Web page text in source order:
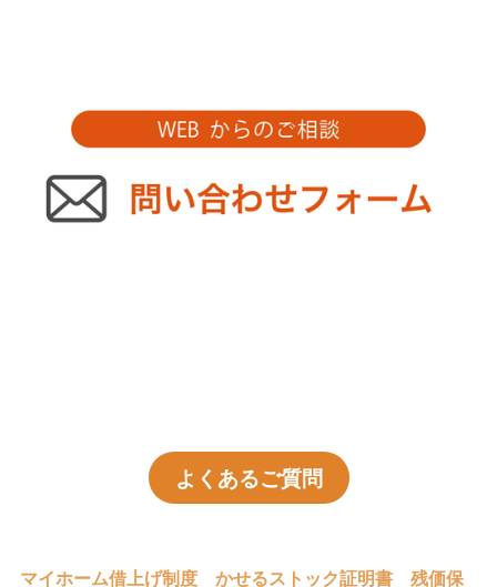
よくあるご質問
マイホーム借上げ制度 かせるストック証明書 残価保